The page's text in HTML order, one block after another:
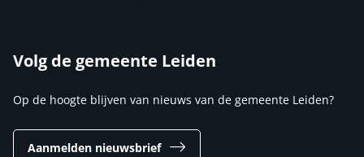
Volg de gemeente Leiden
Op de hoogte blijven van nieuws van de gemeente Leiden?
Aanmelden nieuwsbrief